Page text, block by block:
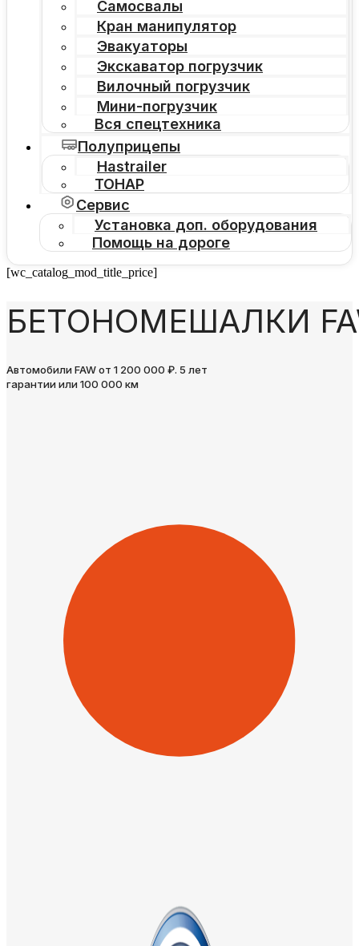
Самосвалы
Кран манипулятор
Эвакуаторы
Экскаватор погрузчик
Вилочный погрузчик
Мини-погрузчик
Вся спецтехника
Полуприцепы
Hastrailer
ТОНАР
Сервис
Установка доп. оборудования
Помощь на дороге
[wc_catalog_mod_title_price]
БЕТОНОМЕШАЛКИ
Автомобили FAW от 1 200 000 ₽. 5 лет
гарантии или 100 000 км